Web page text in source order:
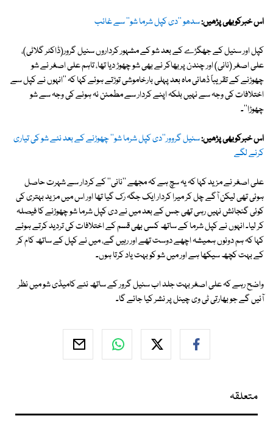
اس خبرکوبھی پڑھیں:سدھو ''دی کپل شرما شو'' سے غائب
کپل اور سنیل کے جھگڑے کے بعد شو کے مشہور کرداروں سنیل گرور(ڈاکٹر گلاٹی)،
علی اصغر (نانی) اور چندن پربھاکر نے بھی شو چھوڑ دیا تھا، تاہم علی اصغر نے شو
چھوڑنے کے تقریباً ڈھائی ماہ بعد پہلی بارخاموشی توڑتے ہوئے کہا کہ ''انہوں نے کپل سے
اختلافات کی وجہ سے نہیں بلکہ اپنے کردار سے مطمئن نہ ہونے کی وجہ سے شو
چھوڑا''۔
اس خبرکوبھی پڑھیں:سنیل گروور''دی کپل شرما شو'' چھوڑنے کے بعد نئے شو کی تیاری
کرنے لگے
علی اصغر نے مزید کہا کہ یہ سچ ہے کہ مجھے ''نانی'' کے کردار سے شہرت حاصل
ہوئی تھی لیکن آگے چل کر میرا کردار ایک جگہ رک گیا تھا اور اس میں مزید بہتری کی
کوئی گنجائش نہیں رہی تھی جس کے بعد میں نے دی کپل شرما شو چھوڑنے کا فیصلہ
کر لیا۔ انہوں نے کپل شرما کے ساتھ کسی بھی قسم کے اختلافات کی تردید کرتے ہوئے
کہا کہ ہم دونوں ہمیشہ اچھے دوست تھے اور رہیں گے، میں نے کپل کے ساتھ کام کر
کے بہت کچھ سیکھا ہے اور میں شو کو بہت یاد کرتا ہوں۔
واضح رہے کہ علی اصغر بہت جلد اب سنیل گرور کے ساتھ نئے کامیڈی شو میں نظر
آئیں گے جو بھارتی ٹی وی چینل پر نشر کیا جائے گا۔
متعلقہ